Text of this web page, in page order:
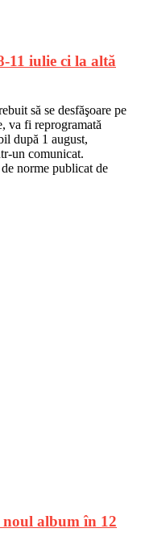
11 iulie ci la altă
să se desfăşoare pe
va fi reprogramată
după 1 august,
un comunicat.
norme publicat de
album în 12